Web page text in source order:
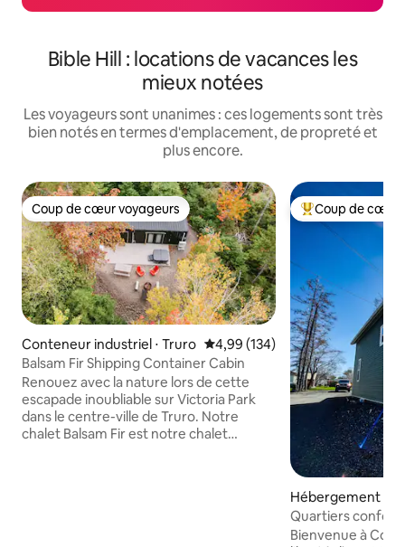
Bible Hill : locations de vacances les
mieux notées
Les voyageurs sont unanimes : ces logements sont très
bien notés en termes d'emplacement, de propreté et
plus encore.
Coup de cœur voyageurs
Coup de cœur voyageurs
Conteneur industriel ⋅ Truro Évaluation moyenne sur la
4,99 (134)
Balsam Fir Shipping Container Cabin
Renouez avec la nature lors de cette
escapade inoubliable sur Victoria Park
dans le centre-ville de Truro. Notre
chalet Balsam Fir est notre chalet
Coups de cœur
Coup de cœur
Hébergement ⋅
Quartiers
à Bible Hill Truro
Bienvenue à Cozy Q !